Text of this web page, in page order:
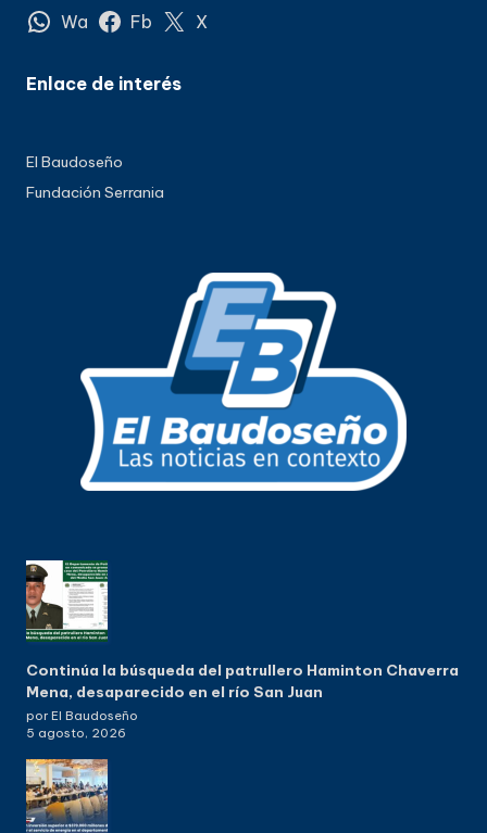
Wa Fb X
Enlace de interés
El Baudoseño
Fundación Serrania
Continúa la búsqueda del patrullero Haminton Chaverra
Mena, desaparecido en el río San Juan
por El Baudoseño
5 agosto, 2026